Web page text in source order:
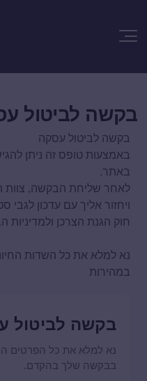
בקשה לביטול
בקשה לביטול עסקה
באמצעות טופס זה ניתן
באתר.
לאחר שליחת הבקשה, צוות
ויחזור אליך עם עדכון
חוק הגנת הצרכן ולמדיניות
נא למלא את כל השדות
במהירות
בקשה לביטול
נא למלא את כל הפרטים
בבקשה שלך בהקדם.